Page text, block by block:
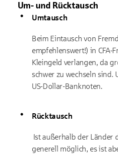
Um- und Rücktausch
Umtausch
Beim Eintausch von
empfehlenswert!) in CFA-
Kleingeld verlangen, da
schwer zu wechseln sind.
US-Dollar-Banknoten.
Rücktausch
Ist außerhalb der Länder
generell möglich, es ist